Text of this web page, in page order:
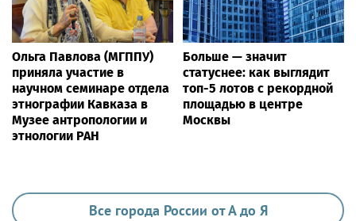
Ольга Павлова (МГППУ)
приняла участие в
научном семинаре отдела
этнографии Кавказа в
Музее антропологии и
этнологии РАН
Больше — значит
статуснее: как выглядит
топ-5 лотов с рекордной
площадью в центре
Москвы
Все города России от А до Я